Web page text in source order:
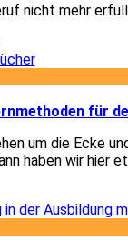
nicht mehr
für
um die Ecke
haben wir hier